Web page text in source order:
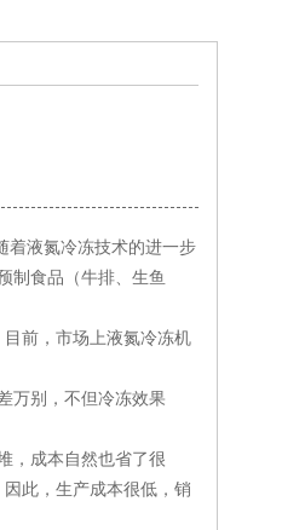
着液氮冷冻技术的进一步
制食品（牛排、生鱼
前，市场上液氮冷冻机
万别，不但冷冻效果
，成本自然也省了很
此，生产成本很低，销